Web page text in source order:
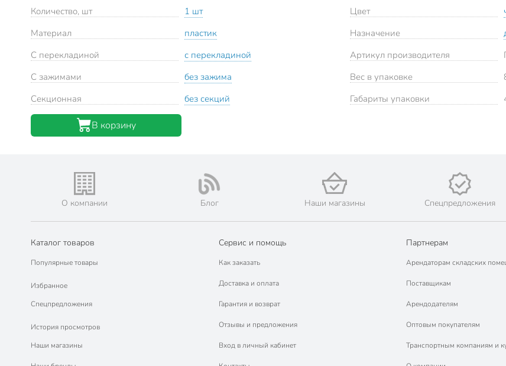
Количество, шт
1 шт
Материал
пластик
С перекладиной
с перекладиной
С зажимами
без зажима
Секционная
без секций
Цвет
Назначение
Артикул производителя
Вес в упаковке
Габариты упаковки
В корзину
О компании Блог Наши магазины Спецпредложения
Каталог товаров
Популярные товары
Избранное
Спецпредложения
История просмотров
Наши магазины
Сервис и помощь
Как заказать
Доставка и оплата
Гарантия и возврат
Отзывы и предложения
Вход в личный кабинет
Партнерам
Арендаторам складских
Поставщикам
Арендодателям
Оптовым покупателям
Транспортным компаниям и